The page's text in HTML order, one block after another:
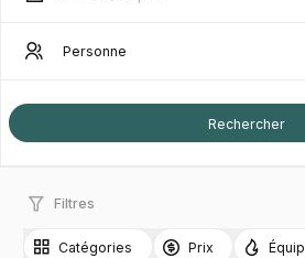
Filtres
Catégories Prix